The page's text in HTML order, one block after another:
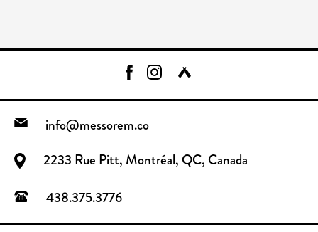
info@messorem.co
2233 Rue Pitt, Montréal, QC, Canada
438.375.3776